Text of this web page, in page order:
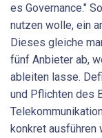
es Governance."
nutzen wolle, ein
Dieses gleiche
fünf Anbieter ab,
ableiten lasse.
und Pflichten des
konkret ausführen